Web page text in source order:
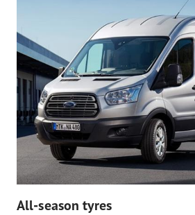
All-season tyres